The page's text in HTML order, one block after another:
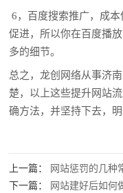
6，百度搜索推广，成
促进，所以你在百度播
多的细节。
总之，龙创网络从事济南
楚，以上这些提升网站
确方法，并坚持下去，
上一篇： 网站惩罚的几种
下一篇： 网站建好后如何